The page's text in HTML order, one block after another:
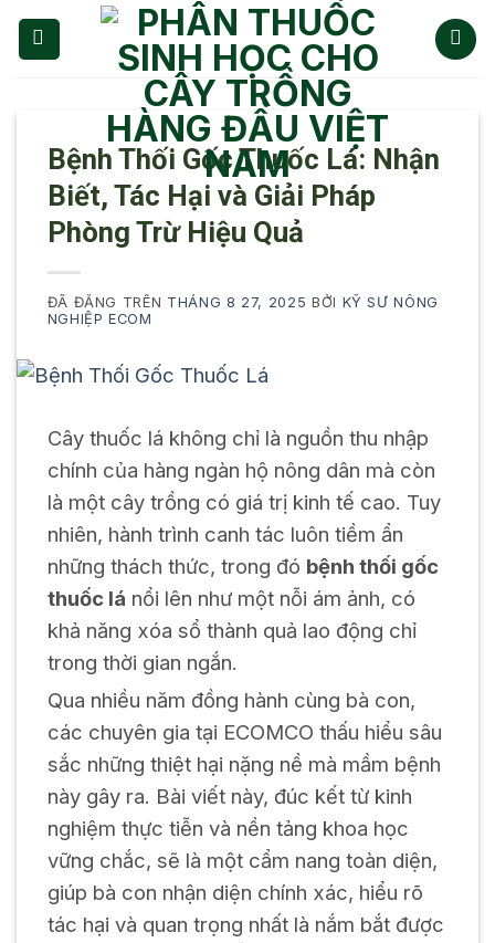
Chuyển
đến
Bệnh Thối Gốc Thuốc Lá: Nhận
Biết, Tác Hại và Giải Pháp
Phòng Trừ Hiệu Quả
ĐÃ ĐĂNG TRÊN THÁNG 8 27, 2025 BỞI KỸ SƯ NÔNG
NGHIỆP ECOM
Cây thuốc lá không chỉ là nguồn thu nhập
chính của hàng ngàn hộ nông dân mà còn
là một cây trồng có giá trị kinh tế cao. Tuy
nhiên, hành trình canh tác luôn tiềm ẩn
những thách thức, trong đó bệnh thối gốc
thuốc lá nổi lên như một nỗi ám ảnh, có
khả năng xóa sổ thành quả lao động chỉ
trong thời gian ngắn.
Qua nhiều năm đồng hành cùng bà con,
các chuyên gia tại ECOMCO thấu hiểu sâu
sắc những thiệt hại nặng nề mà mầm bệnh
này gây ra. Bài viết này, đúc kết từ kinh
nghiệm thực tiễn và nền tảng khoa học
vững chắc, sẽ là một cẩm nang toàn diện,
giúp bà con nhận diện chính xác, hiểu rõ
tác hại và quan trọng nhất là nắm bắt được